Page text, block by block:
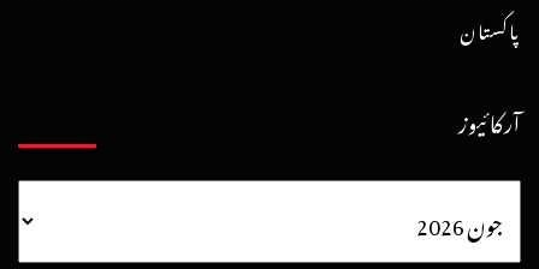
پاکستان
آرکائیوز